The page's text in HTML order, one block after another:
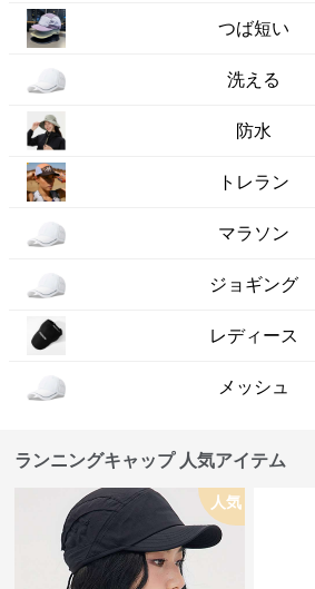
つば短い
洗える
防水
トレラン
マラソン
ジョギング
レディース
メッシュ
ランニングキャップ 人気アイテム
人気